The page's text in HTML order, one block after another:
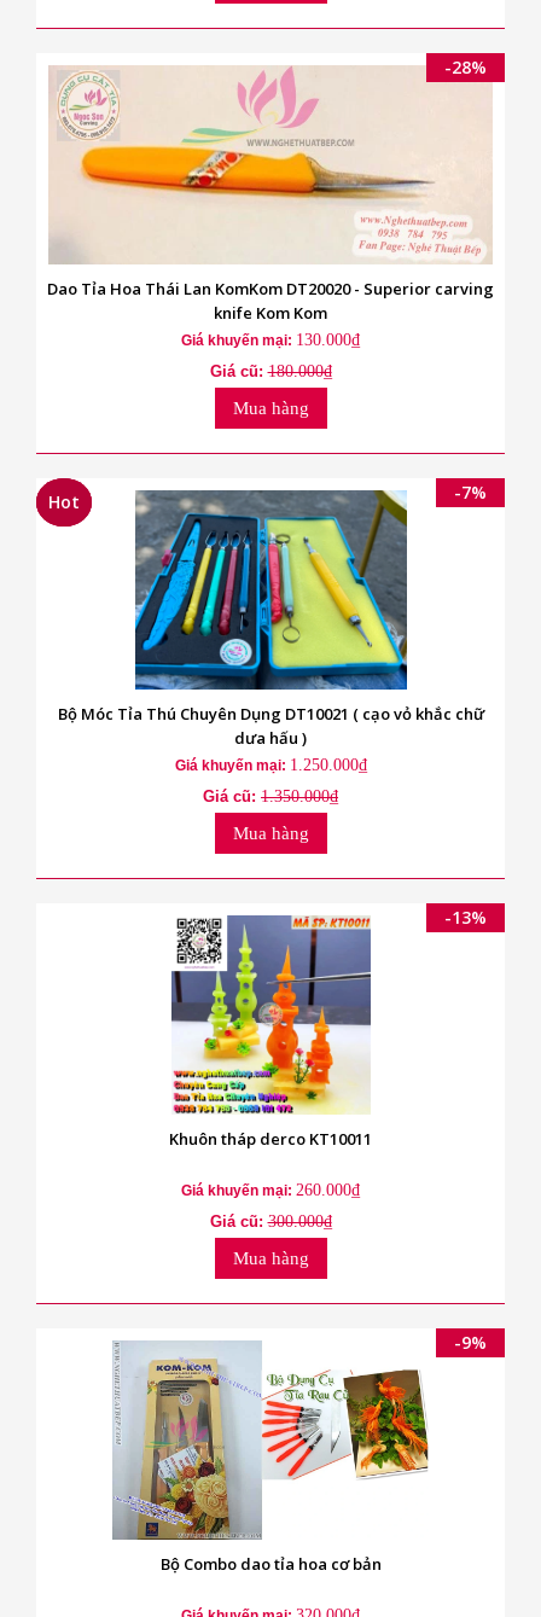
-28%
Dao Tỉa Hoa Thái Lan KomKom DT20020 - Superior carving
knife Kom Kom
Giá khuyến mại: 130.000₫
Giá cũ:180.000₫
Mua hàng
Hot
Hot
Hot -7%
Bộ Móc Tỉa Thú Chuyên Dụng DT10021 ( cạo vỏ khắc chữ
dưa hấu )
Giá khuyến mại: 1.250.000₫
Giá cũ: 1.350.000₫
Mua hàng
-13%
Khuôn tháp derco KT10011
Giá khuyến mại: 260.000₫
Giá cũ:300.000₫
Mua hàng
-9%
Bộ Combo dao tỉa hoa cơ bản